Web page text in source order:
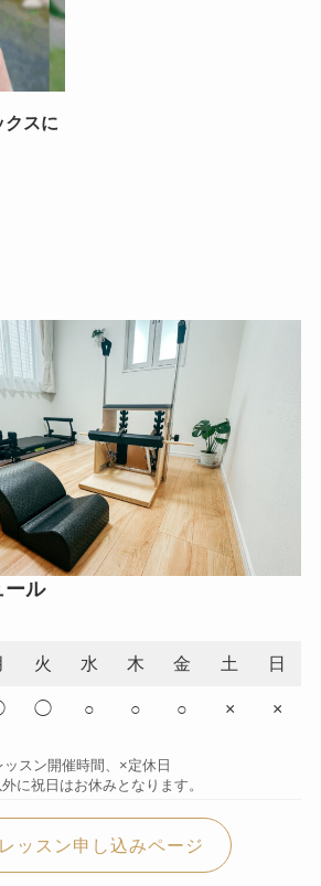
クスに
ール
火 水 木 金 土 日
◯ ○ ○ ○ × ×
ッスン開催時間、×定休日
に祝日はお休みとなります。
ッスン申し込みページ